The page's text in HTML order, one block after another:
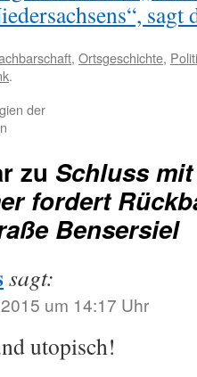
sagt
, Ortsgeschichte,
.
der
zu Schluss
fordert
Bensersiel
sagt:
um 14:17 Uhr
utopisch!